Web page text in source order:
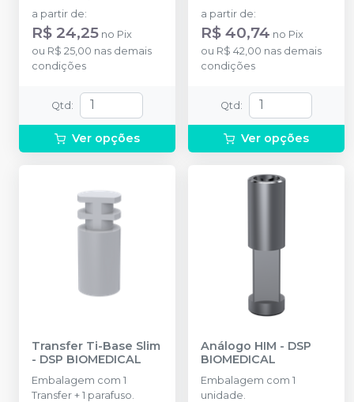
a partir de:
R$ 24,25 no Pix
ou R$ 25,00 nas demais
condições
Qtd :
Ver opções
a partir de:
R$ 40,74 no Pix
ou R$ 42,00 nas demais
condições
Qtd :
Ver opções
Transfer Ti-Base Slim
- DSP BIOMEDICAL
Embalagem com 1
Transfer + 1 parafuso.
Análogo HIM - DSP
BIOMEDICAL
Embalagem com 1
unidade.